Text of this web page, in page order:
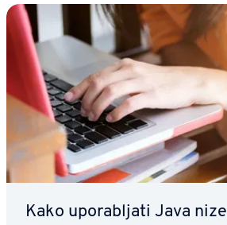
Kako upo­ra­blja­ti Java nize